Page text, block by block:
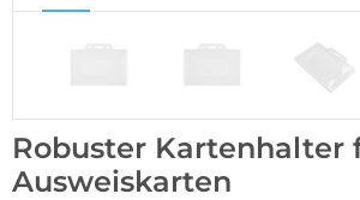
Robuster Kartenhalter
Ausweiskarten